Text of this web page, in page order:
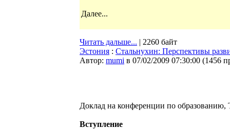
Далее...
Читать дальше... | 2260 байт
Эстония : Стальнухин: Перспективы
Автор: mumi в 07/02/2009 07:30:00 (1456
Доклад на конференции по образованию,
Вступление